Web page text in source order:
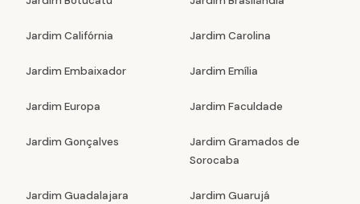
Jardim Califórnia Jardim Carolina
Jardim Embaixador Jardim Emília
Jardim Europa Jardim Faculdade
Jardim Gonçalves
Jardim Gramados de
Sorocaba
Jardim Guadalajara Jardim Guarujá